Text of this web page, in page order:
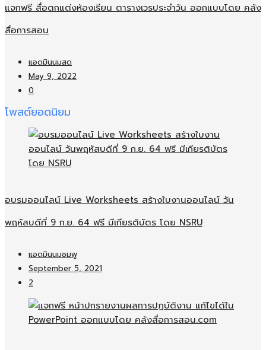
แจกฟรี สื่อตกแต่งห้องเรียน ตารางเวรประจำวัน ออกแบบโดย คลัง
สื่อการสอน
แอดมินนมสด
May 9, 2022
0
โพสต์ยอดนิยม
อบรมออนไลน์​ Live Worksheets สร้างใบงานออนไลน์​ วัน
พฤหัสบดีที่ 9 ก.ย. 64 ฟรี มีเกียรติบัตร โดย NSRU
แอดมินนมชมพู
September 5, 2021
2